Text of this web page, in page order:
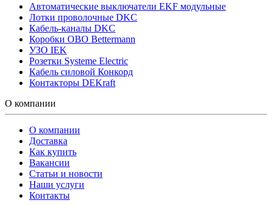
Автоматические выключатели EKF модульные
Лотки проволочные DKC
Кабель-каналы DKC
Коробки OBO Bettermann
УЗО IEK
Розетки Systeme Electric
Кабель силовой Конкорд
Контакторы DEKraft
О компании
О компании
Доставка
Как купить
Вакансии
Статьи и новости
Наши услуги
Контакты